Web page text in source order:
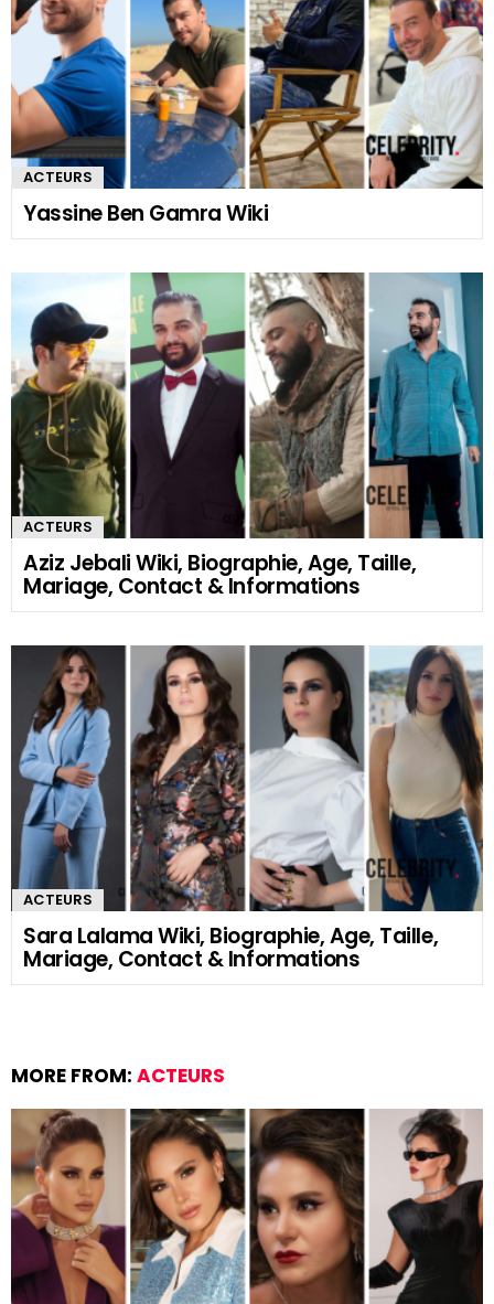
ACTEURS
Yassine Ben Gamra Wiki
ACTEURS
Aziz Jebali Wiki, Biographie, Age, Taille,
Mariage, Contact & Informations
ACTEURS
Sara Lalama Wiki, Biographie, Age, Taille,
Mariage, Contact & Informations
MORE FROM: ACTEURS